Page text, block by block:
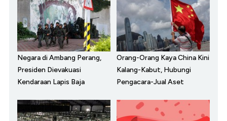
Negara di Ambang Perang,
Presiden Dievakuasi
Kendaraan Lapis Baja
Orang-Orang Kaya China Kini
Kalang-Kabut, Hubungi
Pengacara-Jual Aset